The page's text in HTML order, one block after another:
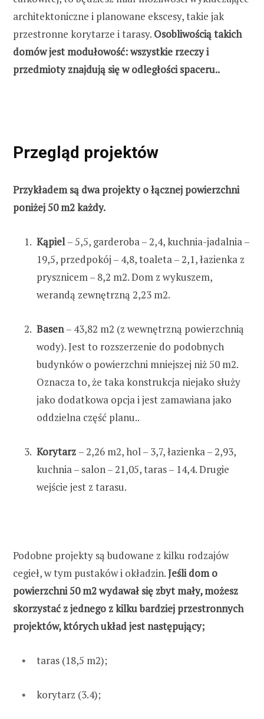
architektoniczne i planowane ekscesy, takie jak
przestronne korytarze i tarasy. Osobliwością takich
domów jest modułowość: wszystkie rzeczy i
przedmioty znajdują się w odległości spaceru..
Przegląd projektów
Przykładem są dwa projekty o łącznej powierzchni
poniżej 50 m2 każdy.
Kąpiel– 5,5, garderoba – 2,4, kuchnia-jadalnia –
19,5, przedpokój – 4,8, toaleta – 2,1, łazienka z
prysznicem – 8,2 m2. Dom z wykuszem,
werandą zewnętrzną 2,23 m2.
Basen– 43,82 m2 (z wewnętrzną powierzchnią
wody). Jest to rozszerzenie do podobnych
budynków o powierzchni mniejszej niż 50 m2.
Oznacza to, że taka konstrukcja niejako służy
jako dodatkowa opcja i jest zamawiana jako
oddzielna część planu..
Korytarz – 2,26 m2, hol – 3,7, łazienka – 2,93,
kuchnia – salon – 21,05, taras – 14,4. Drugie
wejście jest z tarasu.
Podobne projekty są budowane z kilku rodzajów
cegieł, w tym pustaków i okładzin.Jeśli dom o
powierzchni 50 m2 wydawał się zbyt mały, możesz
skorzystać z jednego z kilku bardziej przestronnych
projektów, których układ jest następujący;
taras (18,5 m2);
korytarz (3.4);